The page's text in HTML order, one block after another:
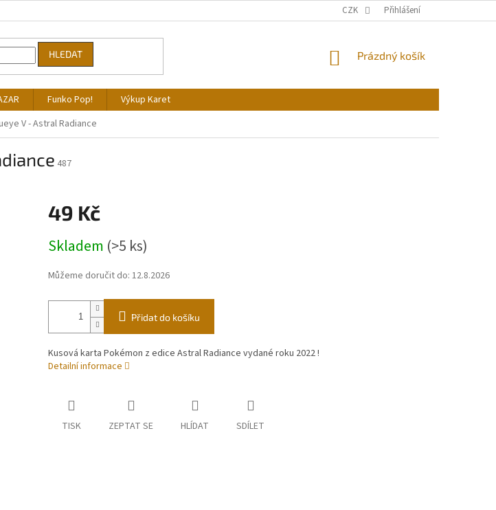
CZK Přihlášení
HLEDAT
NÁKUPNÍ
Prázdný košík
Funko Pop!
Výkup Karet
V - Astral Radiance
487
49 Kč
cena:
Skladem (>5 ks)
Můžeme doručit do: 12.8.2026
Přidat do košíku
Kusová karta Pokémon z edice Astral Radiance vydané roku 2022 !
Detailní informace
TISK ZEPTAT SE HLÍDAT SDÍLET